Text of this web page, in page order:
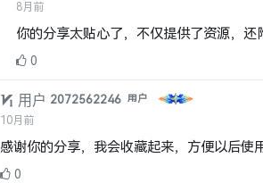
8月前
你的分享太贴心了，不仅提供了资源，还
0
用户 2072562246 用户
10月前
感谢你的分享，我会收藏起来，方便以后使用
0